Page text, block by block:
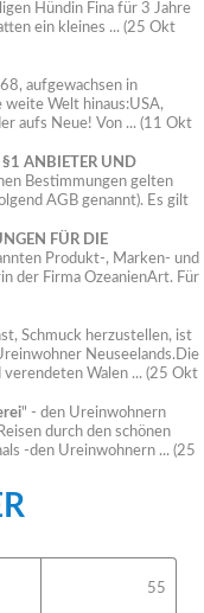
Hündin Fina für 3 Jahre
ein kleines ... (25 Okt
aufgewachsen in
weite Welt hinaus:USA,
aufs Neue! Von ... (11 Okt
§1 ANBIETER UND
Bestimmungen gelten
AGB genannt). Es gilt
FÜR DIE
Produkt-, Marken- und
der Firma OzeanienArt. Für
Schmuck herzustellen, ist
Neuseelands.Die
Walen ... (25 Okt
" - den Ureinwohnern
durch den schönen
-den Ureinwohnern ... (25
55